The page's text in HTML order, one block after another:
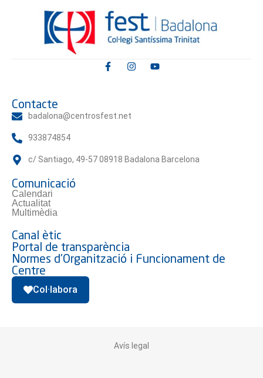
Contacte
badalona@centrosfest.net
933874854
c/ Santiago, 49-57 08918 Badalona Barcelona
Comunicació
Calendari
Actualitat
Multimèdia
Canal ètic
Portal de transparència
Normes d'Organització i Funcionament de
Centre
Col·labora
Avís legal